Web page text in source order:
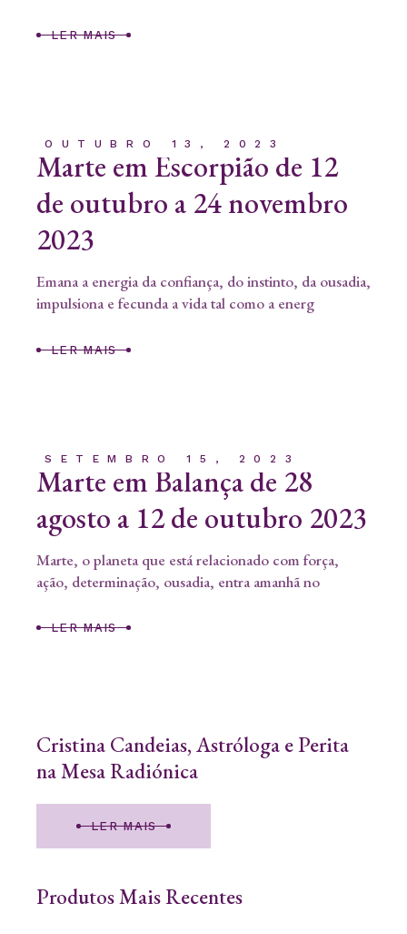
LER MAIS
OUTUBRO 13, 2023
Marte em Escorpião de 12
de outubro a 24 novembro
2023
Emana a energia da confiança, do instinto, da ousadia,
impulsiona e fecunda a vida tal como a energ
LER MAIS
SETEMBRO 15, 2023
Marte em Balança de 28
agosto a 12 de outubro 2023
Marte, o planeta que está relacionado com força,
ação, determinação, ousadia, entra amanhã no
LER MAIS
Cristina Candeias, Astróloga e Perita
na Mesa Radiónica
LER MAIS
Produtos Mais Recentes